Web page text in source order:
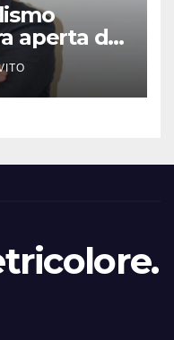
aperta del